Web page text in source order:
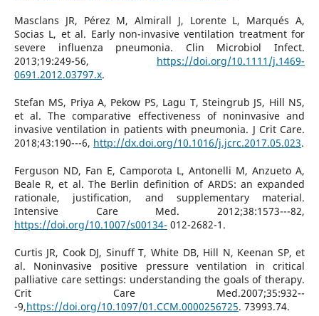
Masclans JR, Pérez M, Almirall J, Lorente L, Marqués A,
Socias L, et al. Early non-invasive ventilation treatment for
severe influenza pneumonia. Clin Microbiol Infect.
2013;19:249-56, https://doi.org/10.1111/j.1469-
0691.2012.03797.x.
Stefan MS, Priya A, Pekow PS, Lagu T, Steingrub JS, Hill NS,
et al. The comparative effectiveness of noninvasive and
invasive ventilation in patients with pneumonia. J Crit Care.
2018;43:190---6, http://dx.doi.org/10.1016/j.jcrc.2017.05.023.
Ferguson ND, Fan E, Camporota L, Antonelli M, Anzueto A,
Beale R, et al. The Berlin definition of ARDS: an expanded
rationale, justification, and supplementary material.
Intensive Care Med. 2012;38:1573---82,
https://doi.org/10.1007/s00134- 012-2682-1.
Curtis JR, Cook DJ, Sinuff T, White DB, Hill N, Keenan SP, et
al. Noninvasive positive pressure ventilation in critical
palliative care settings: understanding the goals of therapy.
Crit Care Med.2007;35:932--
-9,https://doi.org/10.1097/01.CCM.0000256725. 73993.74.